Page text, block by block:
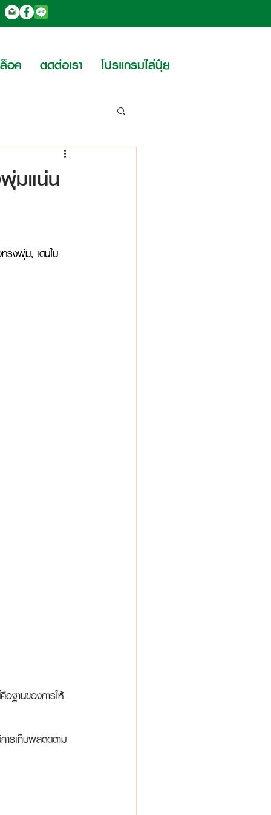
อค ติดต่อเรา โปรแกรมใส่ปุ๋ย
พุ่มแน่น
รงพุ่ม, เดินใบ
ฐานของการให้
ารเก็บผลติดตาม